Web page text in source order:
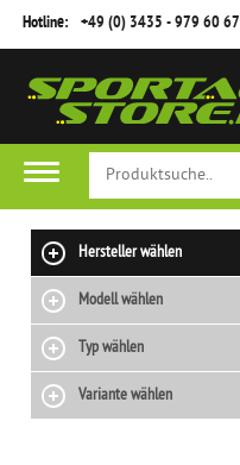
Hotline: +49 (0) 3435 - 979 60 67
Hersteller wählen
Modell wählen
Typ wählen
Variante wählen